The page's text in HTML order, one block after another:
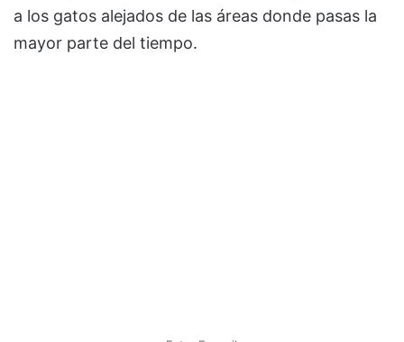
a los gatos alejados de las áreas donde pasas la
mayor parte del tiempo.